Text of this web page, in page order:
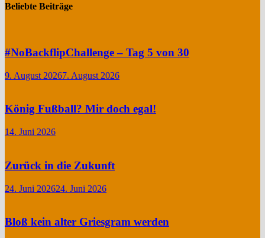
Beliebte Beiträge
#NoBackflipChallenge – Tag 5 von 30
9. August 20267. August 2026
König Fußball? Mir doch egal!
14. Juni 2026
Zurück in die Zukunft
24. Juni 202624. Juni 2026
Bloß kein alter Griesgram werden